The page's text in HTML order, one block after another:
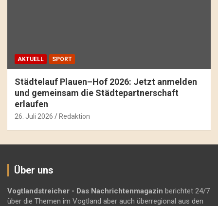
AKTUELL SPORT
Städtelauf Plauen–Hof 2026: Jetzt anmelden
und gemeinsam die Städtepartnerschaft
erlaufen
26. Juli 2026 Redaktion
Über uns
Vogtlandstreicher - Das Nachrichtenmagazin berichtet 24/7
über die Themen im Vogtland aber auch überregional aus den